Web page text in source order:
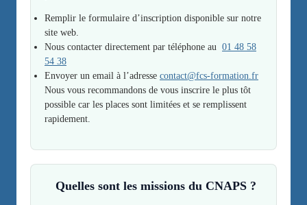
Remplir le formulaire d’inscription disponible sur notre
site web.
Nous contacter directement par téléphone au 01 48 58
54 38
Envoyer un email à l’adresse contact@fcs-formation.fr
Nous vous recommandons de vous inscrire le plus tôt
possible car les places sont limitées et se remplissent
rapidement.
Quelles sont les missions du CNAPS ?